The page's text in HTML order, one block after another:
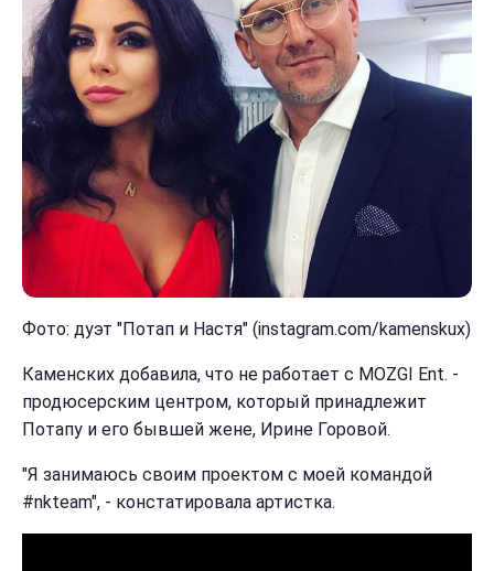
Фото: дуэт "Потап и Настя" (instagram.com/kamenskux)
Каменских добавила, что не работает с MOZGI Ent. -
продюсерским центром, который принадлежит
Потапу и его бывшей жене, Ирине Горовой.
"Я занимаюсь своим проектом с моей командой
#nkteam", - констатировала артистка.